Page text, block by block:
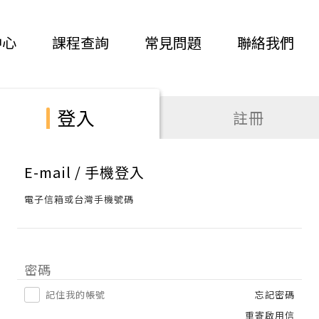
課程查詢 常見問題 聯絡我們
登入 註冊
E-mail / 手機登入
電子信箱或台灣手機號碼
密碼
記住我的帳號
忘記密碼
重寄啟用信